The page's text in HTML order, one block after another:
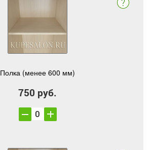
Полка (менее 600 мм)
750 руб.